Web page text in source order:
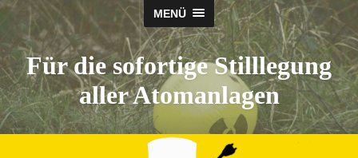
MENÜ
Für die sofortige Stilllegung
aller Atomanlagen